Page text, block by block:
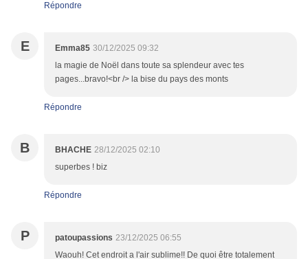
Répondre
E Emma85 30/12/2025 09:32
la magie de Noël dans toute sa splendeur avec tes
pages...bravo!<br /> la bise du pays des monts
Répondre
B BHACHE 28/12/2025 02:10
superbes ! biz
Répondre
P patoupassions 23/12/2025 06:55
Waouh! Cet endroit a l'air sublime!! De quoi être totalement